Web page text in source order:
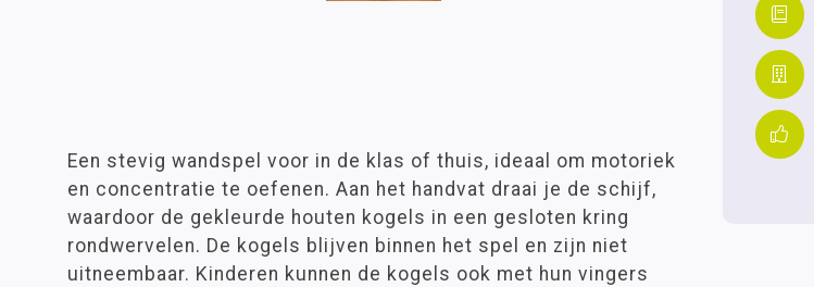
Een stevig wandspel voor in de klas of thuis, ideaal om motoriek
en concentratie te oefenen. Aan het handvat draai je de schijf,
waardoor de gekleurde houten kogels in een gesloten kring
rondwervelen. De kogels blijven binnen het spel en zijn niet
uitneembaar. Kinderen kunnen de kogels ook met hun vingers